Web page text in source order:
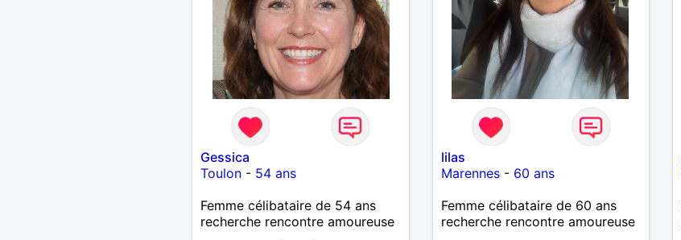
Gessica
Toulon- 54 ans
Femme célibataire de 54 ans
recherche rencontre amoureuse
lilas
Marennes- 60 ans
Femme célibataire de 60 ans
recherche rencontre amoureuse